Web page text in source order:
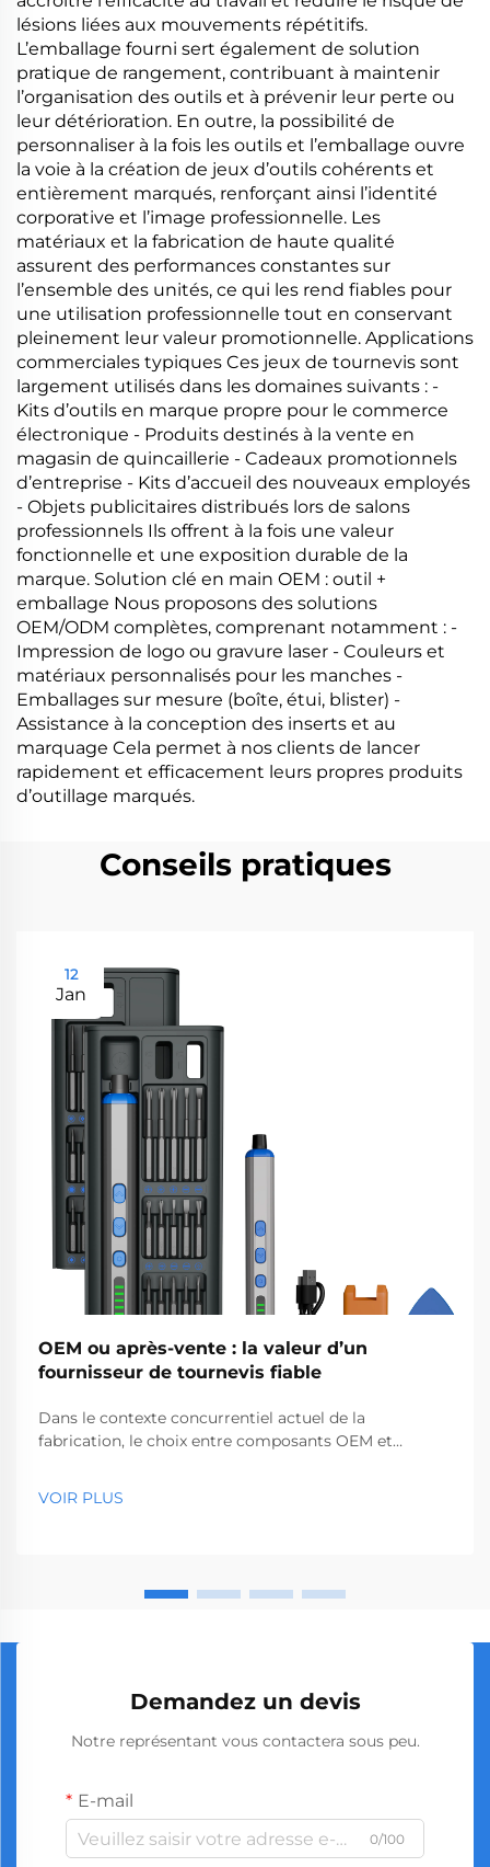
lésions liées aux mouvements répétitifs.
L’emballage fourni sert également de solution
pratique de rangement, contribuant à maintenir
l’organisation des outils et à prévenir leur perte ou
leur détérioration. En outre, la possibilité de
personnaliser à la fois les outils et l’emballage ouvre
la voie à la création de jeux d’outils cohérents et
entièrement marqués, renforçant ainsi l’identité
corporative et l’image professionnelle. Les
matériaux et la fabrication de haute qualité
assurent des performances constantes sur
l’ensemble des unités, ce qui les rend fiables pour
une utilisation professionnelle tout en conservant
pleinement leur valeur promotionnelle. Applications
commerciales typiques Ces jeux de tournevis sont
largement utilisés dans les domaines suivants : -
Kits d’outils en marque propre pour le commerce
électronique - Produits destinés à la vente en
magasin de quincaillerie - Cadeaux promotionnels
d’entreprise - Kits d’accueil des nouveaux employés
- Objets publicitaires distribués lors de salons
professionnels Ils offrent à la fois une valeur
fonctionnelle et une exposition durable de la
marque. Solution clé en main OEM : outil +
emballage Nous proposons des solutions
OEM/ODM complètes, comprenant notamment : -
Impression de logo ou gravure laser - Couleurs et
matériaux personnalisés pour les manches -
Emballages sur mesure (boîte, étui, blister) -
Assistance à la conception des inserts et au
marquage Cela permet à nos clients de lancer
rapidement et efficacement leurs propres produits
d’outillage marqués.
Conseils pratiques
12
Jan
OEM ou après-vente : la valeur d’un
fournisseur de tournevis fiable
Dans le contexte concurrentiel actuel de la
fabrication, le choix entre composants OEM et
à long terme. En ce qui concerne les outils de
VOIR PLUS
Demandez un devis
Notre représentant vous contactera sous peu.
E-mail
0/100